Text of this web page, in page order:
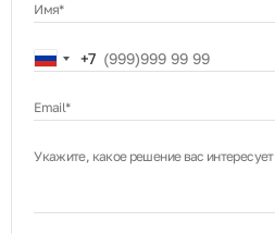
Имя*
Russia
+7
Email*
Укажите, какое решение вас интересует